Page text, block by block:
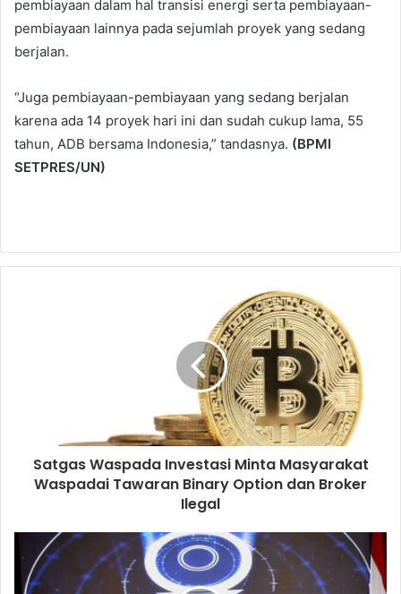
pembiayaan dalam hal transisi energi serta pembiayaan-
pembiayaan lainnya pada sejumlah proyek yang sedang
berjalan.
“Juga pembiayaan-pembiayaan yang sedang berjalan
karena ada 14 proyek hari ini dan sudah cukup lama, 55
tahun, ADB bersama Indonesia,” tandasnya. (BPMI
SETPRES/UN)
Satgas Waspada Investasi Minta Masyarakat
Waspadai Tawaran Binary Option dan Broker
Ilegal